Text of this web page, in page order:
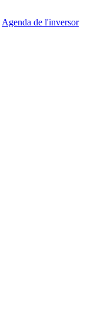
Agenda de l'inversor